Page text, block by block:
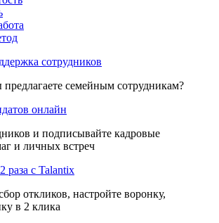
сотрудников
семейным сотрудникам?
онлайн
и подписывайте кадровые
и личных встреч
раза с Talantix
откликов, настройте воронку,
в 2 клика